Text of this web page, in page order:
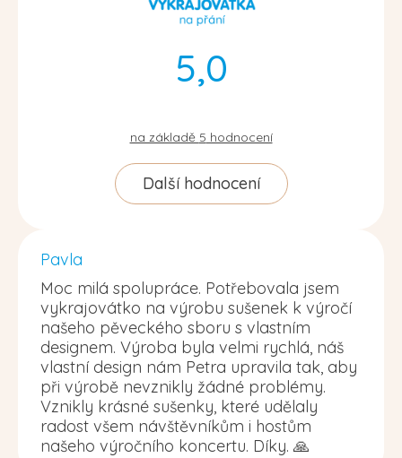
5,0
na základě 5 hodnocení
Další hodnocení
Pavla
Moc milá spolupráce. Potřebovala jsem
vykrajovátko na výrobu sušenek k výročí
našeho pěveckého sboru s vlastním
designem. Výroba byla velmi rychlá, náš
vlastní design nám Petra upravila tak, aby
při výrobě nevznikly žádné problémy.
Vznikly krásné sušenky, které udělaly
radost všem návštěvníkům i hostům
našeho výročního koncertu. Díky. 🙏